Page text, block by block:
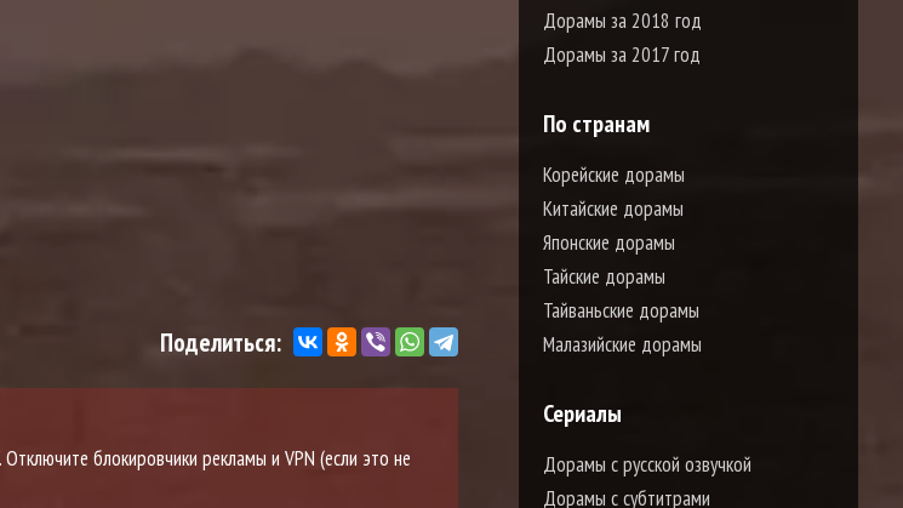
Поделиться:
блокировчики рекламы и VPN (если это не
Дорамы за 2018 год
Дорамы за 2017 год
По странам
Корейские дорамы
Китайские дорамы
Японские дорамы
Тайские дорамы
Тайваньские дорамы
Малазийские дорамы
Сериалы
Дорамы с русской озвучкой
Дорамы с субтитрами